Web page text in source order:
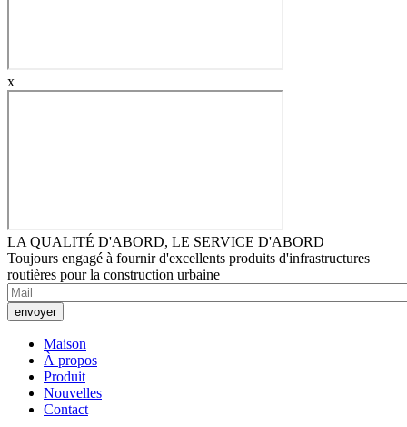
x
LA QUALITÉ D'ABORD, LE SERVICE D'ABORD
Toujours engagé à fournir d'excellents produits d'infrastructures
routières pour la construction urbaine
envoyer
Maison
À propos
Produit
Nouvelles
Contact